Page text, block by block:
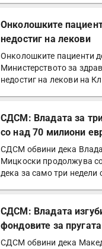
Онколошките
недостиг на лекови
Онколошките пациенти
Министерството за
недостиг на лекови на
СДСМ: Владата за
со над 70 милиони
СДСМ обвини дека
Мицкоски продолжува
дека за само три недели
СДСМ: Владата
фондовите за
СДСМ обвини дека